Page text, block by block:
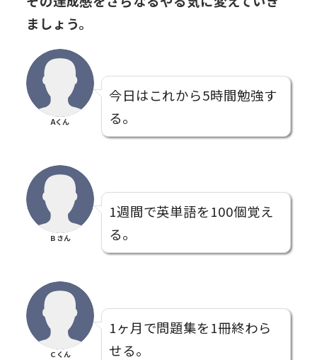
ましょう。
Aくん
今日はこれから5時間勉強す
る。
Ｂさん
1週間で英単語を100個覚え
る。
Ｃくん
1ヶ月で問題集を1冊終わら
せる。